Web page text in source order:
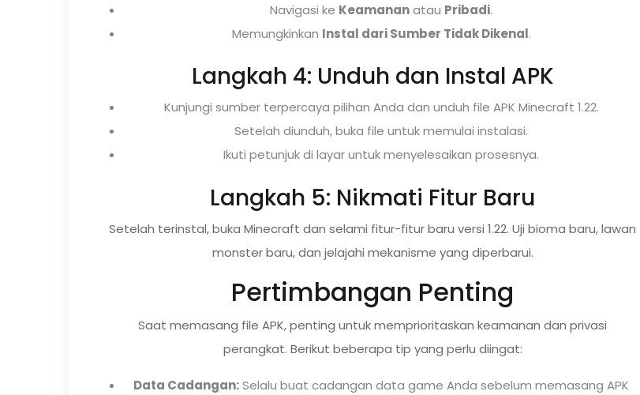
Navigasi ke Keamananatau Pribadi.
Memungkinkan Instal dari Sumber Tidak Dikenal.
Langkah 4: Unduh dan Instal APK
Kunjungi sumber terpercaya pilihan Anda dan unduh file APK Minecraft 1.22.
Setelah diunduh, buka file untuk memulai instalasi.
Ikuti petunjuk di layar untuk menyelesaikan prosesnya.
Langkah 5: Nikmati Fitur Baru
Setelah terinstal, buka Minecraft dan selami fitur-fitur baru versi 1.22. Uji bioma baru, lawan
monster baru, dan jelajahi mekanisme yang diperbarui.
Pertimbangan Penting
Saat memasang file APK, penting untuk memprioritaskan keamanan dan privasi
perangkat. Berikut beberapa tip yang perlu diingat:
Data Cadangan:Selalu buat cadangan data game Anda sebelum memasang APK